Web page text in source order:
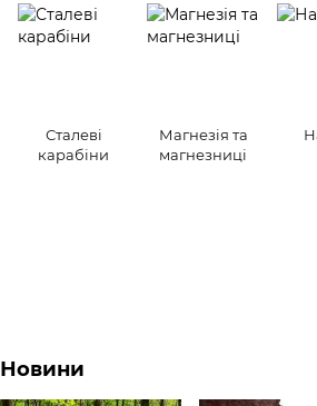
Сталеві
карабіни
Магнезія та
магнезниці
Новини